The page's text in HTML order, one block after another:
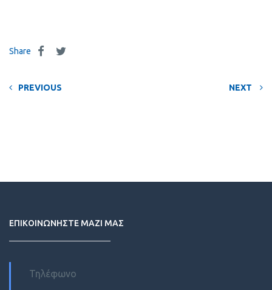
Share
PREVIOUS NEXT
ΕΠΙΚΟΙΝΩΝΗΣΤΕ ΜΑΖΙ ΜΑΣ
Τηλέφωνο